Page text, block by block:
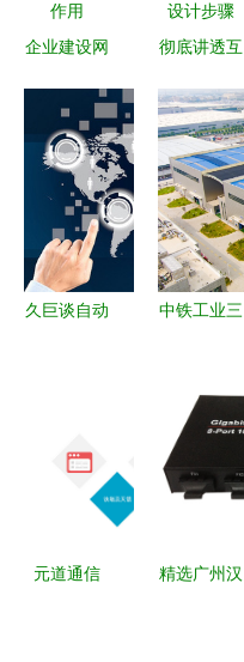
企业建设网
用
彻底讲透互
计步骤
久巨谈自动
会是世界制
造业中心
中铁工业三
信部智能制
造示范工厂
及优秀场景
网络服务新
元道通信
精选广州汉